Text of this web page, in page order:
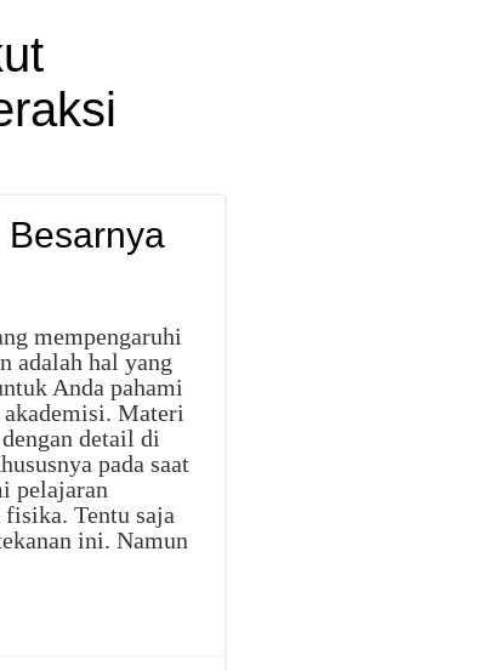
Besarnya
mempengaruhi
adalah hal yang
Anda pahami
akademisi. Materi
detail di
pada saat
pelajaran
Tentu saja
ini. Namun